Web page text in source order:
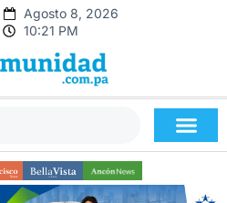
Agosto 8, 2026
10:21 PM